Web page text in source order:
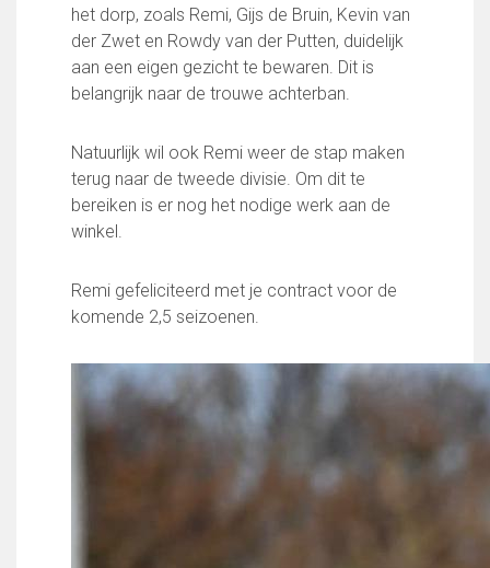
Ruimte reserveren/huren
VOLG ONS OP:
het dorp, zoals Remi, Gijs de Bruin, Kevin van
der Zwet en Rowdy van der Putten, duidelijk
aan een eigen gezicht te bewaren. Dit is
belangrijk naar de trouwe achterban.
Natuurlijk wil ook Remi weer de stap maken
terug naar de tweede divisie. Om dit te
bereiken is er nog het nodige werk aan de
winkel.
Remi gefeliciteerd met je contract voor de
komende 2,5 seizoenen.